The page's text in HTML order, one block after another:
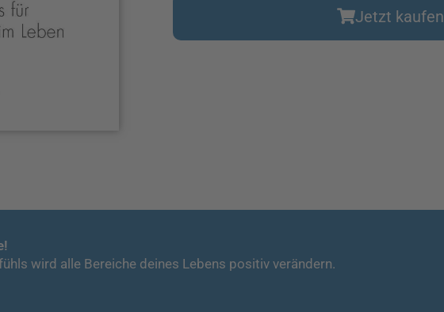
Jetzt kaufen
wird alle Bereiche deines Lebens positiv verändern.